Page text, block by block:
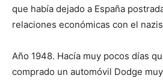
que había dejado a España
relaciones económicas con el
Año 1948. Hacía muy pocos días
comprado un automóvil Dodge